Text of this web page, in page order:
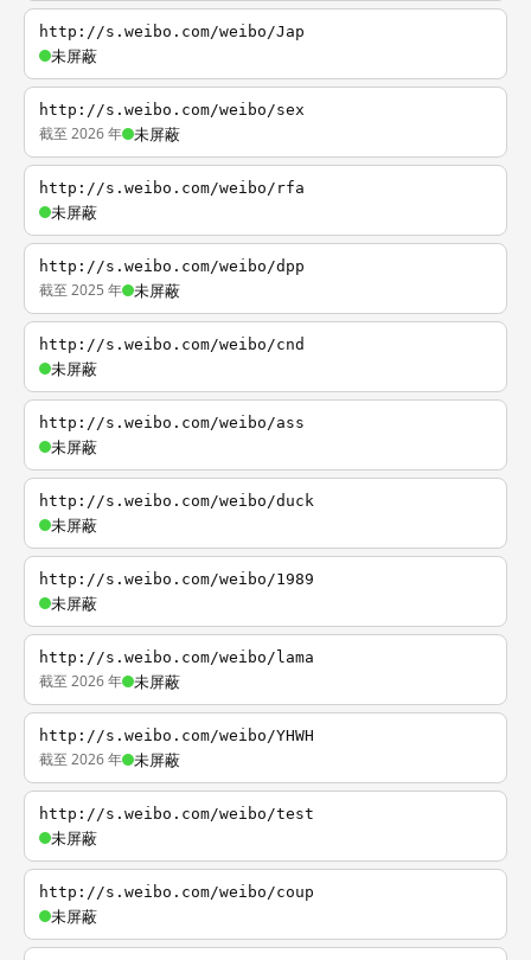
http://s.weibo.com/weibo/Jap
未屏蔽
http://s.weibo.com/weibo/sex
截至 2026 年 未屏蔽
http://s.weibo.com/weibo/rfa
未屏蔽
http://s.weibo.com/weibo/dpp
截至 2025 年 未屏蔽
http://s.weibo.com/weibo/cnd
未屏蔽
http://s.weibo.com/weibo/ass
未屏蔽
http://s.weibo.com/weibo/duck
未屏蔽
http://s.weibo.com/weibo/1989
未屏蔽
http://s.weibo.com/weibo/lama
截至 2026 年 未屏蔽
http://s.weibo.com/weibo/YHWH
截至 2026 年 未屏蔽
http://s.weibo.com/weibo/test
未屏蔽
http://s.weibo.com/weibo/coup
未屏蔽